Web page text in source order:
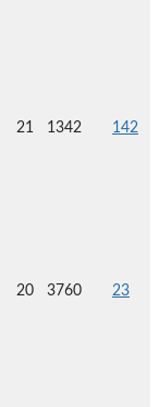
21 1342 142
20 3760 23